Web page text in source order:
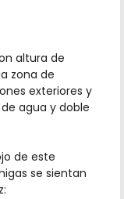
altura de
zona de
exteriores y
agua y doble
de este
se sientan